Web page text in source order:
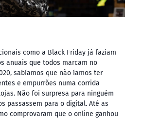
como a Black Friday já faziam
anuais que todos marcam no
sabíamos que não íamos ter
e empurrões numa corrida
Não foi surpresa para ninguém
passassem para o digital. Até as
comprovaram que o online ganhou